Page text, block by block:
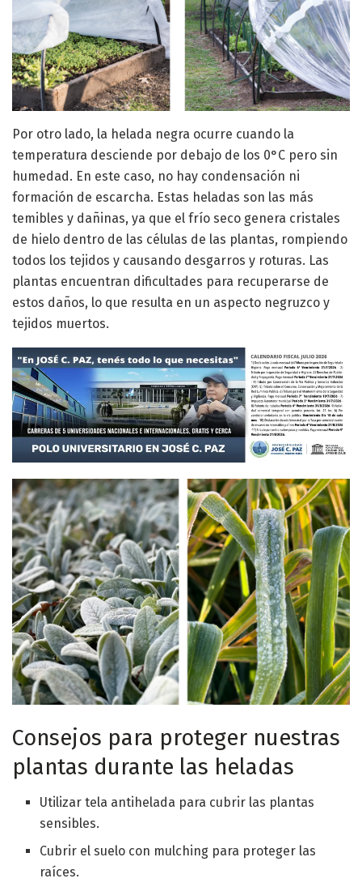
Por otro lado, la helada negra ocurre cuando la
temperatura desciende por debajo de los 0°C pero sin
humedad. En este caso, no hay condensación ni
formación de escarcha. Estas heladas son las más
temibles y dañinas, ya que el frío seco genera cristales
de hielo dentro de las células de las plantas, rompiendo
todos los tejidos y causando desgarros y roturas. Las
plantas encuentran dificultades para recuperarse de
estos daños, lo que resulta en un aspecto negruzco y
tejidos muertos.
Consejos para proteger nuestras
plantas durante las heladas
Utilizar tela antihelada para cubrir las plantas
sensibles.
Cubrir el suelo con mulching para proteger las
raíces.